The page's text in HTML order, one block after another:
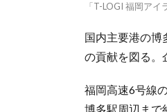
「T-LOGI 福岡アイ
国内主要港の博
の貢献を図る。
福岡高速6号線
博多駅周辺まで